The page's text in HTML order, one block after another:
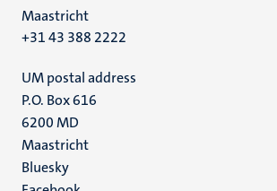
Maastricht
+31 43 388 2222
UM postal address
P.O. Box 616
6200 MD
Maastricht
Social
Bluesky